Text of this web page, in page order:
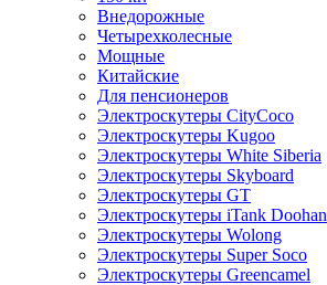
Внедорожные
Четырехколесные
Мощные
Китайские
Для пенсионеров
Электроскутеры CityCoco
Электроскутеры Kugoo
Электроскутеры White Siberia
Электроскутеры Skyboard
Электроскутеры GT
Электроскутеры iTank Doohan
Электроскутеры Wolong
Электроскутеры Super Soco
Электроскутеры Greencamel